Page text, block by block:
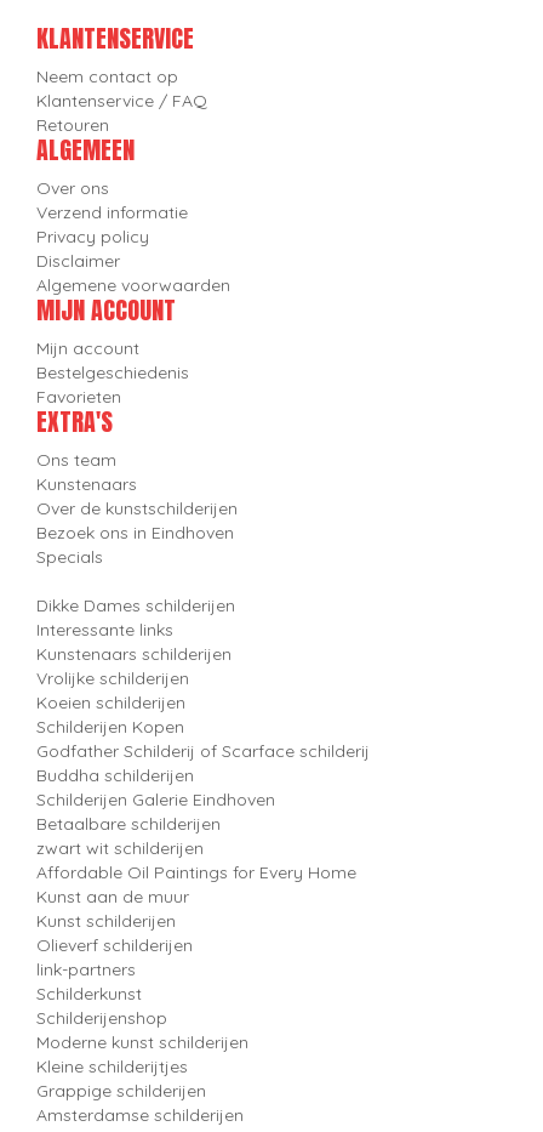
KLANTENSERVICE
Neem contact op
Klantenservice / FAQ
Retouren
ALGEMEEN
Over ons
Verzend informatie
Privacy policy
Disclaimer
Algemene voorwaarden
MIJN ACCOUNT
Mijn account
Bestelgeschiedenis
Favorieten
EXTRA'S
Ons team
Kunstenaars
Over de kunstschilderijen
Bezoek ons in Eindhoven
Specials
Dikke Dames schilderijen
Interessante links
Kunstenaars schilderijen
Vrolijke schilderijen
Koeien schilderijen
Schilderijen Kopen
Godfather Schilderij of Scarface schilderij
Buddha schilderijen
Schilderijen Galerie Eindhoven
Betaalbare schilderijen
zwart wit schilderijen
Affordable Oil Paintings for Every Home
Kunst aan de muur
Kunst schilderijen
Olieverf schilderijen
link-partners
Schilderkunst
Schilderijenshop
Moderne kunst schilderijen
Kleine schilderijtjes
Grappige schilderijen
Amsterdamse schilderijen